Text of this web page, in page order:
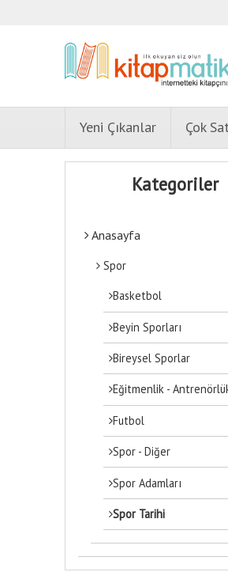
Yeni Çıkanlar Çok
Kategoriler
Anasayfa
Spor
Basketbol
Beyin Sporları
Bireysel Sporlar
Eğitmenlik -
Futbol
Spor - Diğer
Spor Adamları
Spor Tarihi